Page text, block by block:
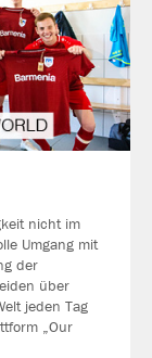
nicht im
Umgang mit
der
über
jeden Tag
„Our